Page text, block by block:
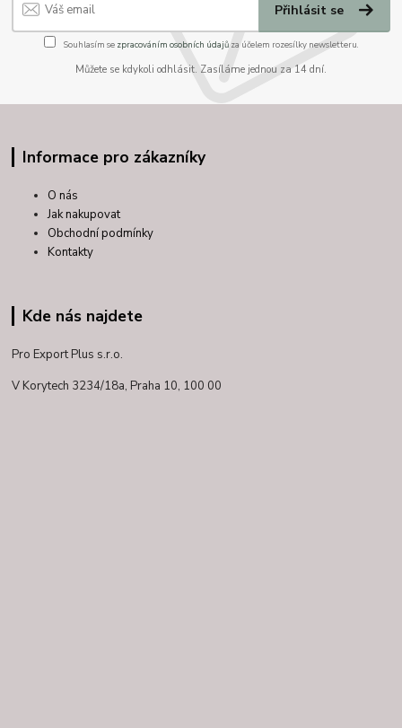
Přihlásit se
Souhlasím se zpracováním osobních údajůza účelem rozesílky newsletteru.
Můžete se kdykoli odhlásit. Zasíláme jednou za 14 dní.
Informace pro zákazníky
O nás
Jak nakupovat
Obchodní podmínky
Kontakty
Kde nás najdete
Pro Export Plus s.r.o.
V Korytech 3234/18a, Praha 10, 100 00